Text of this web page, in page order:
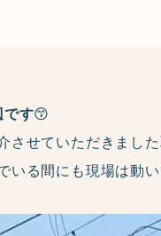
です😙
させていただきまし
いる間にも現場は動